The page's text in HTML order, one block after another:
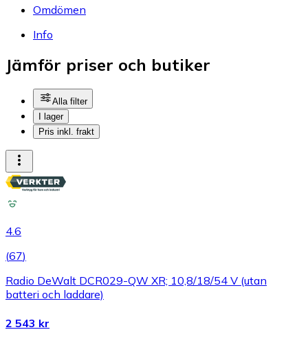
Omdömen
Info
Jämför priser och butiker
Alla filter
I lager
Pris inkl. frakt
4.6
(67)
Radio DeWalt DCR029-QW XR; 10,8/18/54 V (utan
batteri och laddare)
2 543 kr